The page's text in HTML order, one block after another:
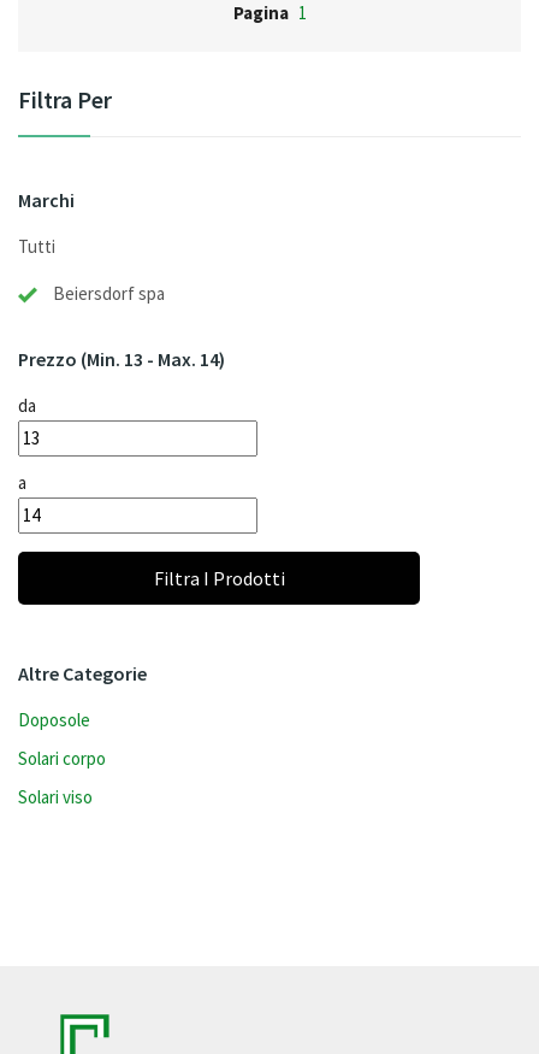
Pagina 1
Filtra Per
Marchi
Tutti
Beiersdorf spa
Prezzo (min. 13 - Max. 14)
da
a
Filtra I Prodotti
Altre Categorie
Doposole
Solari corpo
Solari viso